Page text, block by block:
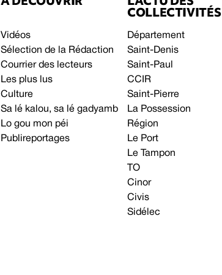
Vidéos
Sélection de la Rédaction
Courrier des lecteurs
Les plus lus
Culture
Sa lé kalou, sa lé gadyamb
Lo gou mon péi
Publireportages
COLLECTIVITÉS
Département
Saint-Denis
Saint-Paul
CCIR
Saint-Pierre
La Possession
Région
Le Port
Le Tampon
TO
Cinor
Civis
Sidélec